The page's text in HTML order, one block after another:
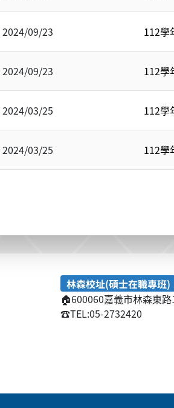
2024/09/23 112學
2024/09/23 112學
2024/03/25 112學
2024/03/25 112學
林森校址(碩士在職專班)
🏠600060嘉義市林森東
☎️TEL:05-2732420